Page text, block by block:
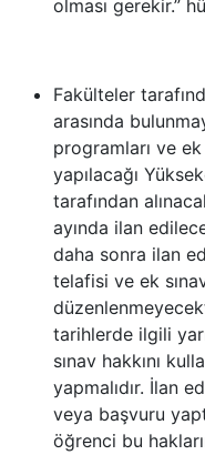
olması gerekir.”
Fakülteler
arasında
programları ve ek
yapılacağı
tarafından
ayında ilan
daha sonra ilan
telafisi ve ek
tarihlerde ilgili
sınav hakkını
yapmalıdır. İlan
veya başvuru
öğrenci bu